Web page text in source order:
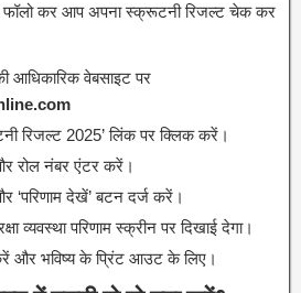
फॉलो कर आप अपना स्क्रूटनी रिजल्ट चेक कर
आधिकारिक वेबसाइट पर
रिजल्ट 2025’ लिंक पर क्लिक करें।
रोल नंबर एंटर करें।
‘परिणाम देखें’ बटन दर्ज करें।
व्यवस्था परिणाम स्क्रीन पर दिखाई देगा।
और भविष्य के प्रिंट आउट के लिए।